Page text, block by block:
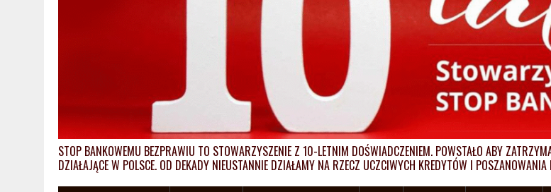
STOP BANKOWEMU BEZPRAWIU TO STOWARZYSZENIE Z 10-LETNIM DOŚWIADCZENIEM. POWSTAŁO ABY
DZIAŁAJĄCE W POLSCE. OD DEKADY NIEUSTANNIE DZIAŁAMY NA RZECZ UCZCIWYCH KREDYTÓW I